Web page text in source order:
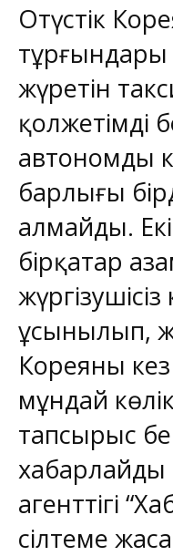
Оңтүстік
тұрғындары
жүретін
қолжетімді
автономды
барлығы
алмайды.
бірқатар
ұсынылып,
Кореяның
мұндай
тапсырыс
хабарлайды
агенттігі
сілтеме